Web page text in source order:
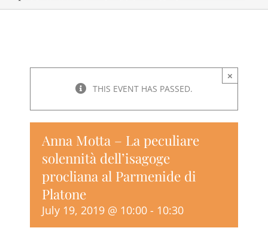
×
THIS EVENT HAS PASSED.
Anna Motta – La peculiare
solennità dell’isagoge
procliana al Parmenide di
Platone
July 19, 2019 @ 10:00 - 10:30